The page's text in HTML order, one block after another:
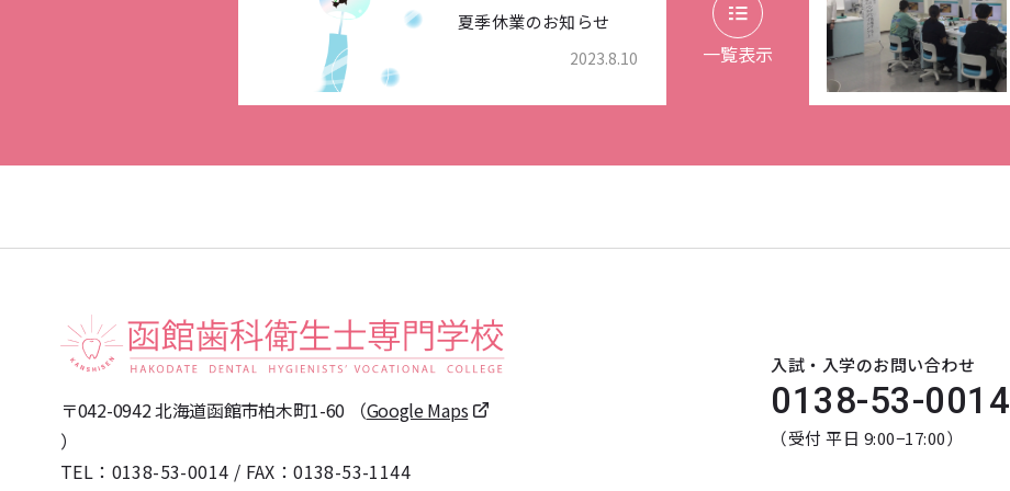
夏季休業のお知らせ
2023.8.10 一覧表示
〒042-0942 北海道函館市柏木町1-60 （Google Maps
）
TEL： 0138-53-0014 / FAX：0138-53-1144
入試・入学のお問い合わせ
0138-53-0014
（受付 平日 9:00−17:00）